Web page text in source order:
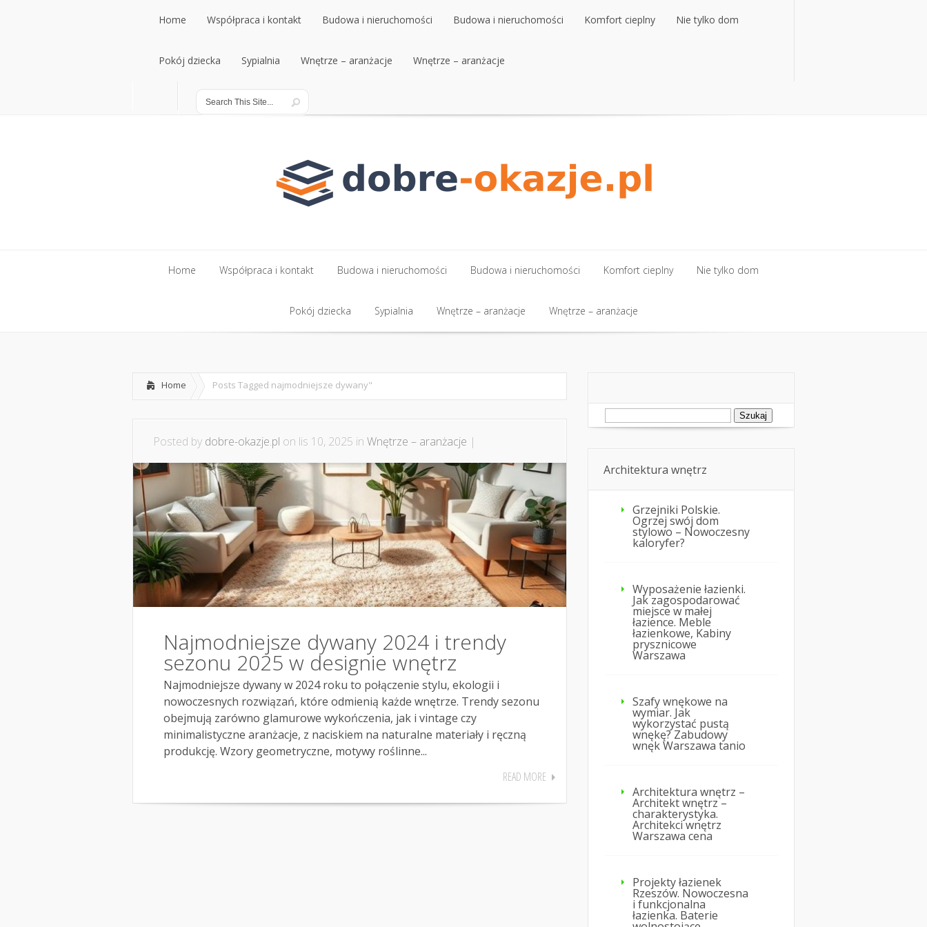
Home
Home
Współpraca i kontakt
Współpraca i kontakt
Budowa i nieruchomości
Budowa i nieruchomości
Budowa i nieruchomości
Budowa i nieruchomości
Komfort cieplny Nie tylko dom
Pokój dziecka
Pokój dziecka
Sypialnia
Sypialnia
Wnętrze – aranżacje Wnętrze – aranżacje
Home Współpraca i kontakt
Współpraca i kontakt
Budowa i nieruchomości
Budowa i nieruchomości
Budowa i nieruchomości
Budowa i nieruchomości
Komfort cieplny
Komfort cieplny
Nie tylko dom
Pokój dziecka Sypialnia Wnętrze – aranżacje Wnętrze – aranżacje
Home Posts Tagged najmodniejsze dywany"
Posted by dobre-okazje.pl on lis 10, 2025 in Wnętrze – aranżacje |
Najmodniejsze dywany 2024 i trendy
sezonu 2025 w designie wnętrz
Najmodniejsze dywany w 2024 roku to połączenie stylu, ekologii i
nowoczesnych rozwiązań, które odmienią każde wnętrze. Trendy sezonu
obejmują zarówno glamurowe wykończenia, jak i vintage czy
minimalistyczne aranżacje, z naciskiem na naturalne materiały i ręczną
produkcję. Wzory geometryczne, motywy roślinne...
READ MORE
Szukaj:
Architektura wnętrz
Grzejniki Polskie.
Ogrzej swój dom
stylowo – Nowoczesny
kaloryfer?
Wyposażenie łazienki.
Jak zagospodarować
miejsce w małej
łazience. Meble
łazienkowe, Kabiny
prysznicowe
Warszawa
Szafy wnękowe na
wymiar. Jak
wykorzystać pustą
wnękę? Zabudowy
wnęk Warszawa tanio
Architektura wnętrz –
Architekt wnętrz –
charakterystyka.
Architekci wnętrz
Warszawa cena
Projekty łazienek
Rzeszów. Nowoczesna
i funkcjonalna
łazienka. Baterie